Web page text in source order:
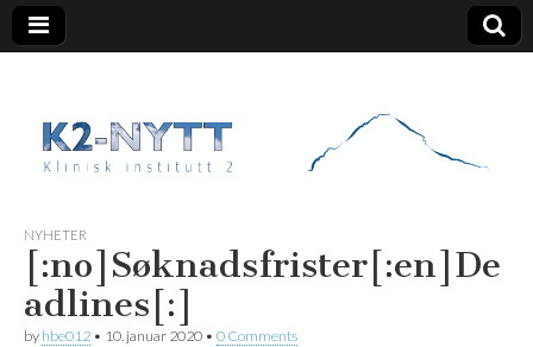
K2 Nytt
NYHETER
[:no]Søknadsfrister[:en]De
adlines[:]
by hbe012 • 10. januar 2020 • 0 Comments